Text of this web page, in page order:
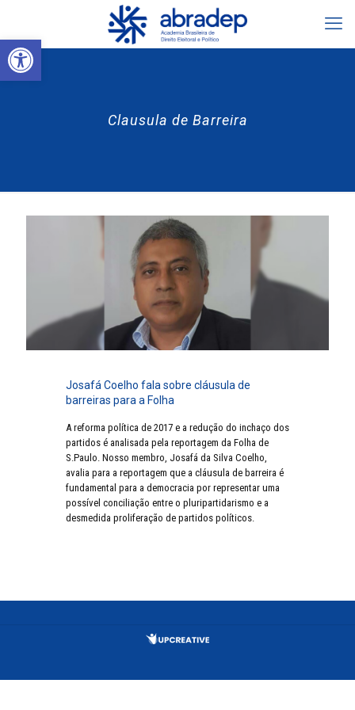
Abrir a barra de ferramentas
Clausula de Barreira
Josafá Coelho fala sobre cláusula de
barreiras para a Folha
A reforma política de 2017 e a redução do inchaço dos
partidos é analisada pela reportagem da Folha de
S.Paulo. Nosso membro, Josafá da Silva Coelho,
avalia para a reportagem que a cláusula de barreira é
fundamental para a democracia por representar uma
possível conciliação entre o pluripartidarismo e a
desmedida proliferação de partidos políticos.